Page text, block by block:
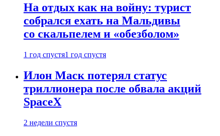
На отдых как на войну: турист
собрался ехать на Мальдивы
со скальпелем и «обезболом»
1 год спустя1 год спустя
Илон Маск потерял статус
триллионера после обвала акций
SpaceX
2 недели спустя